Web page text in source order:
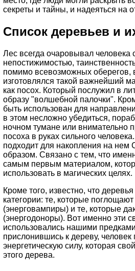
секреты и тайны, и надеяться на
Список деревьев и
Лес всегда очаровывал человека
непостижимостью,
помимо всевозможных оберегов,
изготовлялся такой важнейший
как посох. Который послужил в
образу "волшебной палочки".
быть использован для
в этом несложно убедиться,
ночном тумане или внимательно
посоха в руках сильного
подходит для накопления на
образом. Связано с тем, что
самым первым материалом,
использовать в магических целях.
Кроме того, известно, что
категории: те, которые
(энерговампиры) и те, которые
(энергодоноры). Вот именно эти
использовались нашими
прислонившись к дереву, человек
энергетическую силу, которая
этого дерева.